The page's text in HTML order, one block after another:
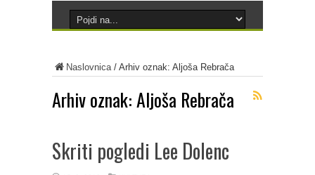
Naslovnica/ Arhiv oznak: Aljoša Rebrača
Arhiv oznak:Aljoša Rebrača
Skriti pogledi Lee Dolenc